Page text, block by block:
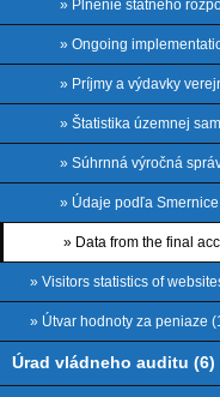
» Plnenie štátneho
» Ongoing
» Príjmy a výdavky
» Štatistika územnej
» Súhrnná výročná
» Údaje podľa
» Data from the final
» Visitors statistics of
» Útvar hodnoty za peniaze
Úrad vládneho auditu (6)